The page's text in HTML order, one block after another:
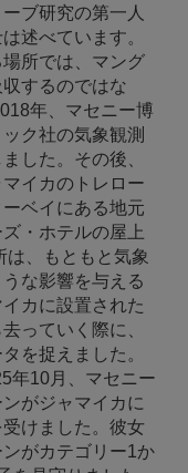
ブ研究の第一人
述べています。
場所では、マング
するのではな
年、マセニー博
ク社の気象観測
した。その後、
イカのトレロー
ベイにある地元
・ホテルの屋上
は、もともと気象
な影響を与える
カに設置された
っていく際に、
を捉えました。
年10月、マセニー
がジャマイカに
けました。彼女
がカテゴリー1か